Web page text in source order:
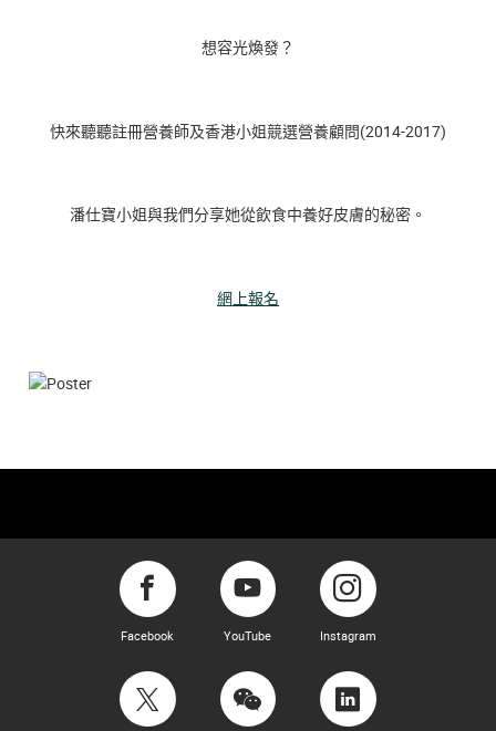
想容光煥發？
快來聽聽註冊營養師及香港小姐競選營養顧問(2014-2017)
潘仕寶小姐與我們分享她從飲食中養好皮膚的秘密。
網上報名
Facebook YouTube Instagram